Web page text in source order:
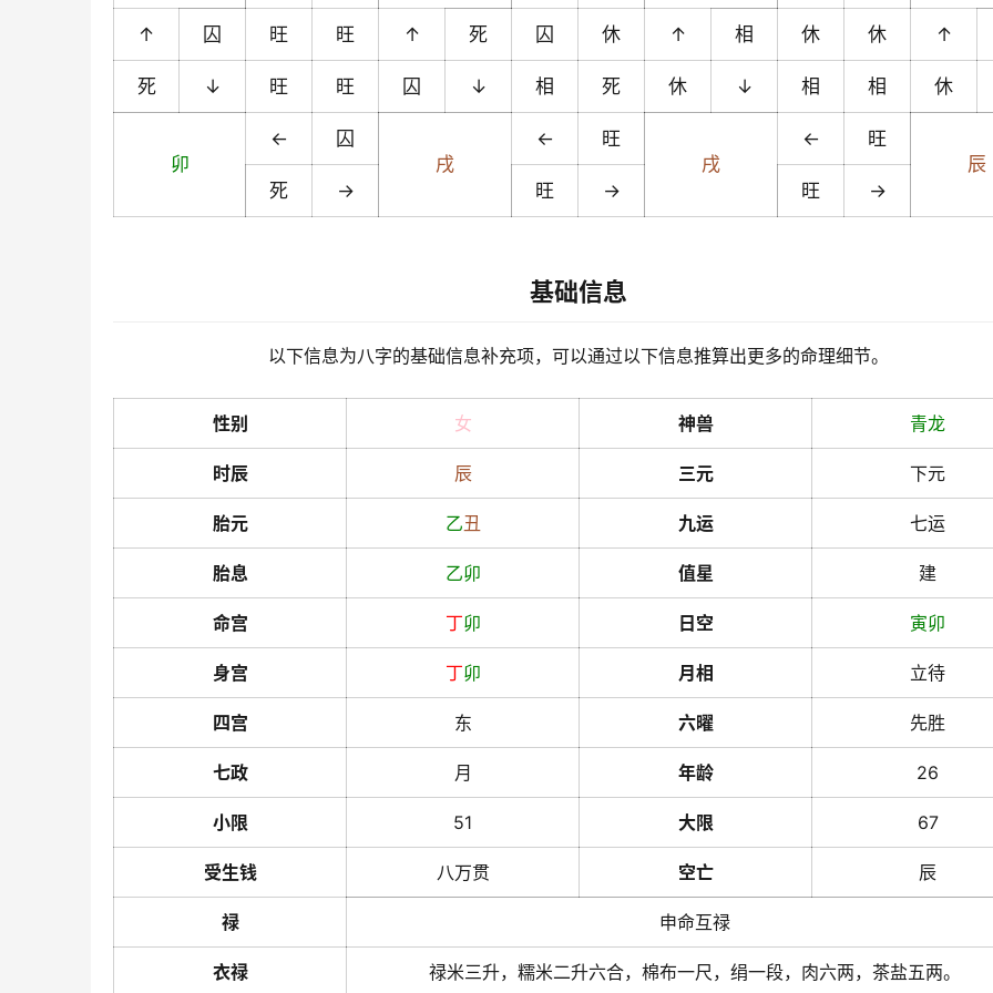
↑ 囚 旺 旺 ↑ 死 囚 休 ↑ 相 休 休 ↑
死 ↓ 旺 旺 囚 ↓ 相 死 休 ↓ 相 相 休
卯
←
囚
戌
←
旺
戌
←
旺
辰
死
→ 旺 → 旺 →
基础信息
以下信息为八字的基础信息补充项，可以通过以下信息推算出更多的命理细节。
性别 女 神兽 青龙
时辰 辰 三元 下元
胎元 乙丑 九运 七运
胎息 乙卯 值星 建
命宫 丁卯 日空 寅卯
身宫 丁卯 月相 立待
四宫 东 六曜 先胜
七政 月 年龄 26
小限 51 大限 67
受生钱 八万贯 空亡 辰
禄 申命互禄
衣禄 禄米三升，糯米二升六合，棉布一尺，绢一段，肉六两，茶盐五两。